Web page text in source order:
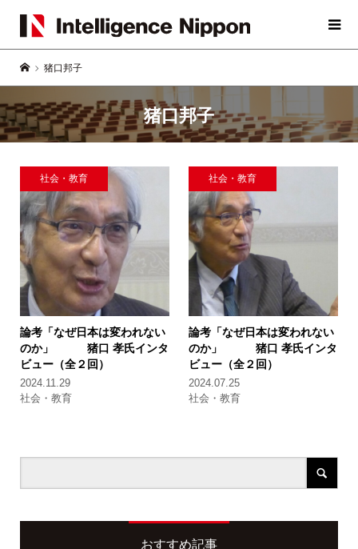
猪口邦子
猪口邦子
社会・教育
論考「なぜ日本は変われない
のか」
猪口 孝氏インタ
ビュー（全２回）
2024.11.29
社会・教育
社会・教育
論考「なぜ日本は変われない
のか」
猪口 孝氏インタ
ビュー（全２回）
2024.07.25
社会・教育
おすすめ記事